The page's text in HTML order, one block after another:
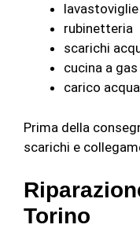
lavastoviglie
rubinetteria
scarichi
cucina a gas
carico acqua
Prima della
scarichi e
Torino